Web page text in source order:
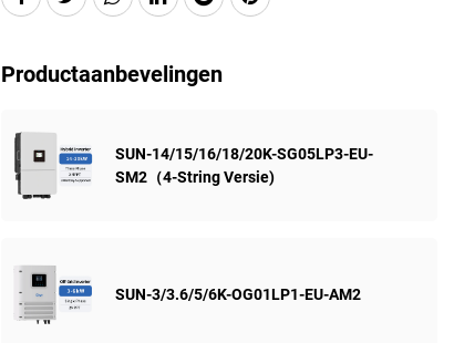
Productaanbevelingen
SUN-14/15/16/18/20K-SG05LP3-EU-
SM2（4-String Versie)
SUN-3/3.6/5/6K-OG01LP1-EU-AM2